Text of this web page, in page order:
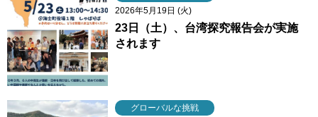
2026年5月19日 (火)
23日（土）、台湾探究報告会が実施
されます
グローバルな挑戦